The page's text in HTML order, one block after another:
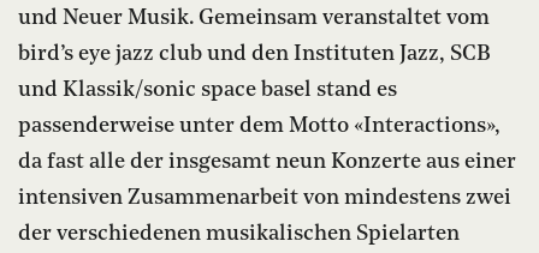
und Neuer Musik. Gemeinsam veranstaltet vom
bird’s eye jazz club und den Instituten Jazz, SCB
und Klassik/sonic space basel stand es
passenderweise unter dem Motto «Interactions»,
da fast alle der insgesamt neun Konzerte aus einer
intensiven Zusammenarbeit von mindestens zwei
der verschiedenen musikalischen Spielarten